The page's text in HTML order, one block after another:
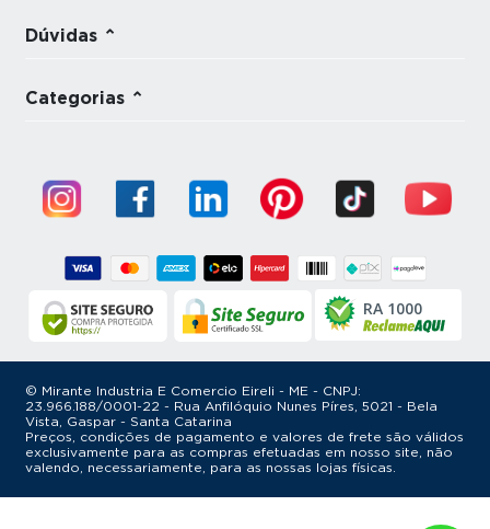
Dúvidas
Categorias
RA 1000
© Mirante Industria E Comercio Eireli - ME - CNPJ:
23.966.188/0001-22 - Rua Anfilóquio Nunes Píres, 5021 - Bela
Vista, Gaspar - Santa Catarina
Preços, condições de pagamento e valores de frete são válidos
exclusivamente para as compras efetuadas em nosso site, não
valendo, necessariamente, para as nossas lojas físicas.